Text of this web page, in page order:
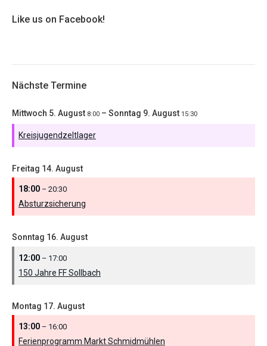
Like us on Facebook!
Nächste Termine
Mittwoch 5. August 8:00 – Sonntag 9. August 15:30
Kreisjugendzeltlager
Freitag 14. August
18:00 – 20:30
Absturzsicherung
Sonntag 16. August
12:00 – 17:00
150 Jahre FF Sollbach
Montag 17. August
13:00 – 16:00
Ferienprogramm Markt Schmidmühlen